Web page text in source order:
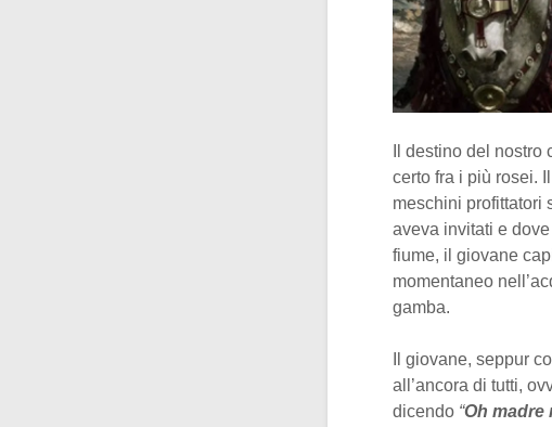
Il destino del
certo fra i più rosei.
meschini profittatori
aveva invitati e
fiume, il giovane
momentaneo
gamba.
Il giovane, seppur
all’ancora di tutti,
dicendo “Oh madre